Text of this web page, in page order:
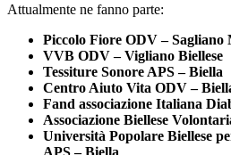
Attualmente ne fanno parte:
Piccolo Fiore ODV – Sagliano
VVB ODV – Vigliano Biellese
Tessiture Sonore APS – Biella
Centro Aiuto Vita ODV –
Fand associazione Italiana
Associazione Biellese
Università Popolare Biellese
APS – Biella